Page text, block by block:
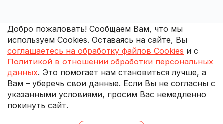
Добро пожаловать! Сообщаем Вам, что мы
используем Cookies. Оставаясь на сайте, Вы
соглашаетесь на обработку файлов Cookies и с
Политикой в отношении обработки персональных
данных. Это помогает нам становиться лучше, а
Вам – уберечь свои данные. Если Вы не согласны с
указанными условиями, просим Вас немедленно
покинуть сайт.